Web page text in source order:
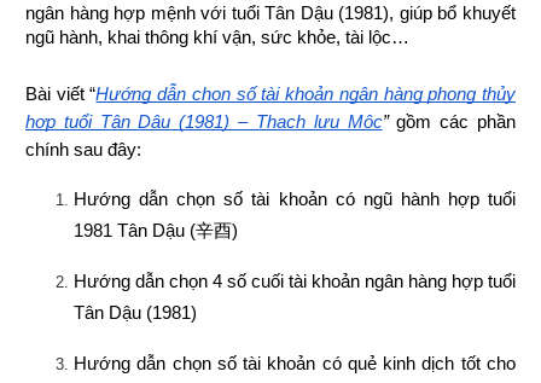
ngân hàng hợp mệnh với tuổi Tân Dậu (1981), giúp bổ khuyết
ngũ hành, khai thông khí vận, sức khỏe, tài lộc…
Bài viết “Hướng dẫn chọn số tài khoản ngân hàng phong thủy
hợp tuổi Tân Dậu (1981) – Thạch lựu Mộc” gồm các phần
chính sau đây:
Hướng dẫn chọn số tài khoản có ngũ hành hợp tuổi
1981 Tân Dậu (辛酉)
Hướng dẫn chọn 4 số cuối tài khoản ngân hàng hợp tuổi
Tân Dậu (1981)
Hướng dẫn chọn số tài khoản có quẻ kinh dịch tốt cho